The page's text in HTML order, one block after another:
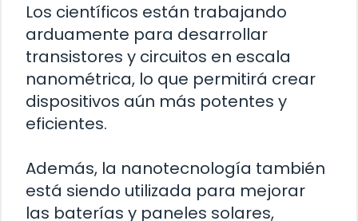
Los científicos están trabajando
arduamente para desarrollar
transistores y circuitos en escala
nanométrica, lo que permitirá crear
dispositivos aún más potentes y
eficientes.
Además, la nanotecnología también
está siendo utilizada para mejorar
las baterías y paneles solares,